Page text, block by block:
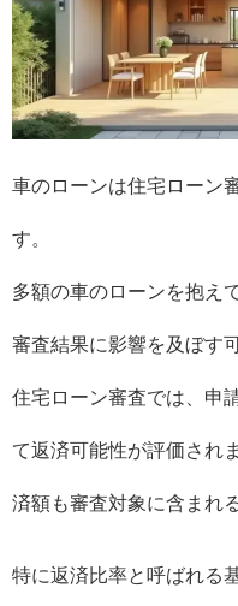
車のローンは住宅ローン
す。
多額の車のローンを抱え
審査結果に影響を及ぼす
住宅ローン審査では、申
て返済可能性が評価され
済額も審査対象に含まれ
特に返済比率と呼ばれる